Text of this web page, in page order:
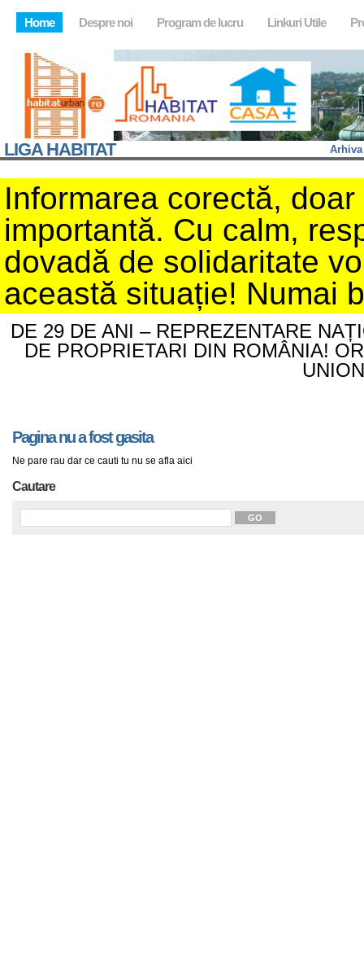
Home Despre noi Program de lucru Linkuri Utile
LIGA HABITAT Arhiva
Informarea corectă,
importantă. Cu calm,
dovadă de solidaritate
această situație! Numai
DE 29 DE ANI – REPREZENTARE
DE PROPRIETARI DIN ROMÂNIA!
Pagina nu a fost gasita
Ne pare rau dar ce cauti tu nu se afla aici
Cautare